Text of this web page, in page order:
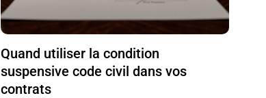
Quand utiliser la condition
suspensive code civil dans vos
contrats